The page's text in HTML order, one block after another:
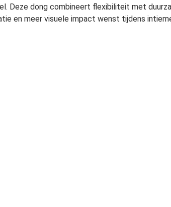
Deze dong combineert flexibiliteit met
en meer visuele impact wenst tijdens